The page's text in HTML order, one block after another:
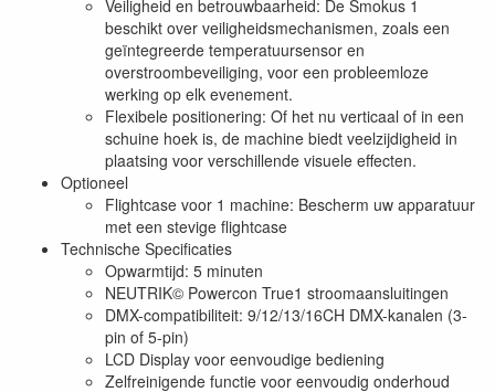
Veiligheid en betrouwbaarheid: De Smokus 1
beschikt over veiligheidsmechanismen, zoals een
geïntegreerde temperatuursensor en
overstroombeveiliging, voor een probleemloze
werking op elk evenement.
Flexibele positionering: Of het nu verticaal of in een
schuine hoek is, de machine biedt veelzijdigheid in
plaatsing voor verschillende visuele effecten.
Optioneel
Flightcase voor 1 machine: Bescherm uw apparatuur
met een stevige flightcase
Technische Specificaties
Opwarmtijd: 5 minuten
NEUTRIK© Powercon True1 stroomaansluitingen
DMX-compatibiliteit: 9/12/13/16CH DMX-kanalen (3-
pin of 5-pin)
LCD Display voor eenvoudige bediening
Zelfreinigende functie voor eenvoudig onderhoud